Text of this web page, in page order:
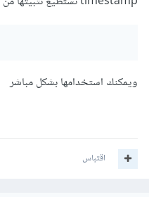
ويمكنك استخدامها بشكل مباشر
اقتباس